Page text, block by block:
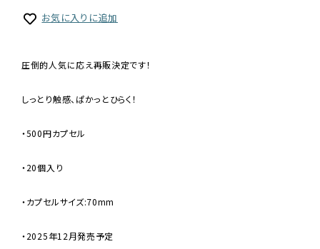
お気に入りに追加
圧倒的人気に応え再販決定です！
しっとり触感、ぱかっとひらく！
・500円カプセル
・20個入り
・カプセルサイズ:70mm
・2025年12月発売予定